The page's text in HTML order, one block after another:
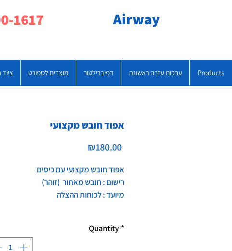
Airway
Products ערכות עזרה ראשונה דפיברילטור מוצרים לספורט
אפוד חובש מקצועי
₪180.00Price
אפוד חובש מקצועי עם כיסים
רישום : חובש מאחור (זוהר)
מיועד : לכוחות ההצלה
Quantity *